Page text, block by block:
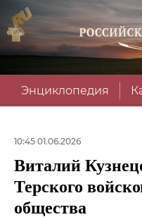
Энциклопедия
10:45 01.06.2026
Виталий
Терского
общества